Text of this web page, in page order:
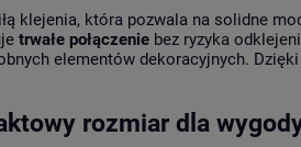
klejenia, która pozwala na solidne
trwałe połączeniebez ryzyka
elementów dekoracyjnych. Dzięki
rozmiar dla